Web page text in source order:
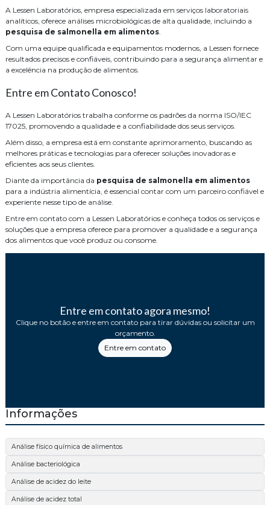
A Lessen Laboratórios, empresa especializada em serviços laboratoriais
analíticos, oferece análises microbiológicas de alta qualidade, incluindo a
pesquisa de salmonella em alimentos.
Com uma equipe qualificada e equipamentos modernos, a Lessen fornece
resultados precisos e confiáveis, contribuindo para a segurança alimentar e
a excelência na produção de alimentos.
Entre em Contato Conosco!
A Lessen Laboratórios trabalha conforme os padrões da norma ISO/IEC
17025, promovendo a qualidade e a confiabilidade dos seus serviços.
Além disso, a empresa está em constante aprimoramento, buscando as
melhores práticas e tecnologias para oferecer soluções inovadoras e
eficientes aos seus clientes.
Diante da importância da pesquisa de salmonella em alimentos
para a indústria alimentícia, é essencial contar com um parceiro confiável e
experiente nesse tipo de análise.
Entre em contato com a Lessen Laboratórios e conheça todos os serviços e
soluções que a empresa oferece para promover a qualidade e a segurança
dos alimentos que você produz ou consome.
Entre em contato agora mesmo!
Clique no botão e entre em contato para tirar dúvidas ou solicitar um
orçamento.
Entre em contato
Informações
Análise físico química de alimentos
Análise bacteriológica
Análise de acidez do leite
Análise de acidez total